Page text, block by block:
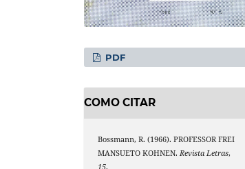
PDF
COMO CITAR
Bossmann, R. (1966). PROFESSOR FREI
MANSUETO KOHNEN.Revista Letras,
15.